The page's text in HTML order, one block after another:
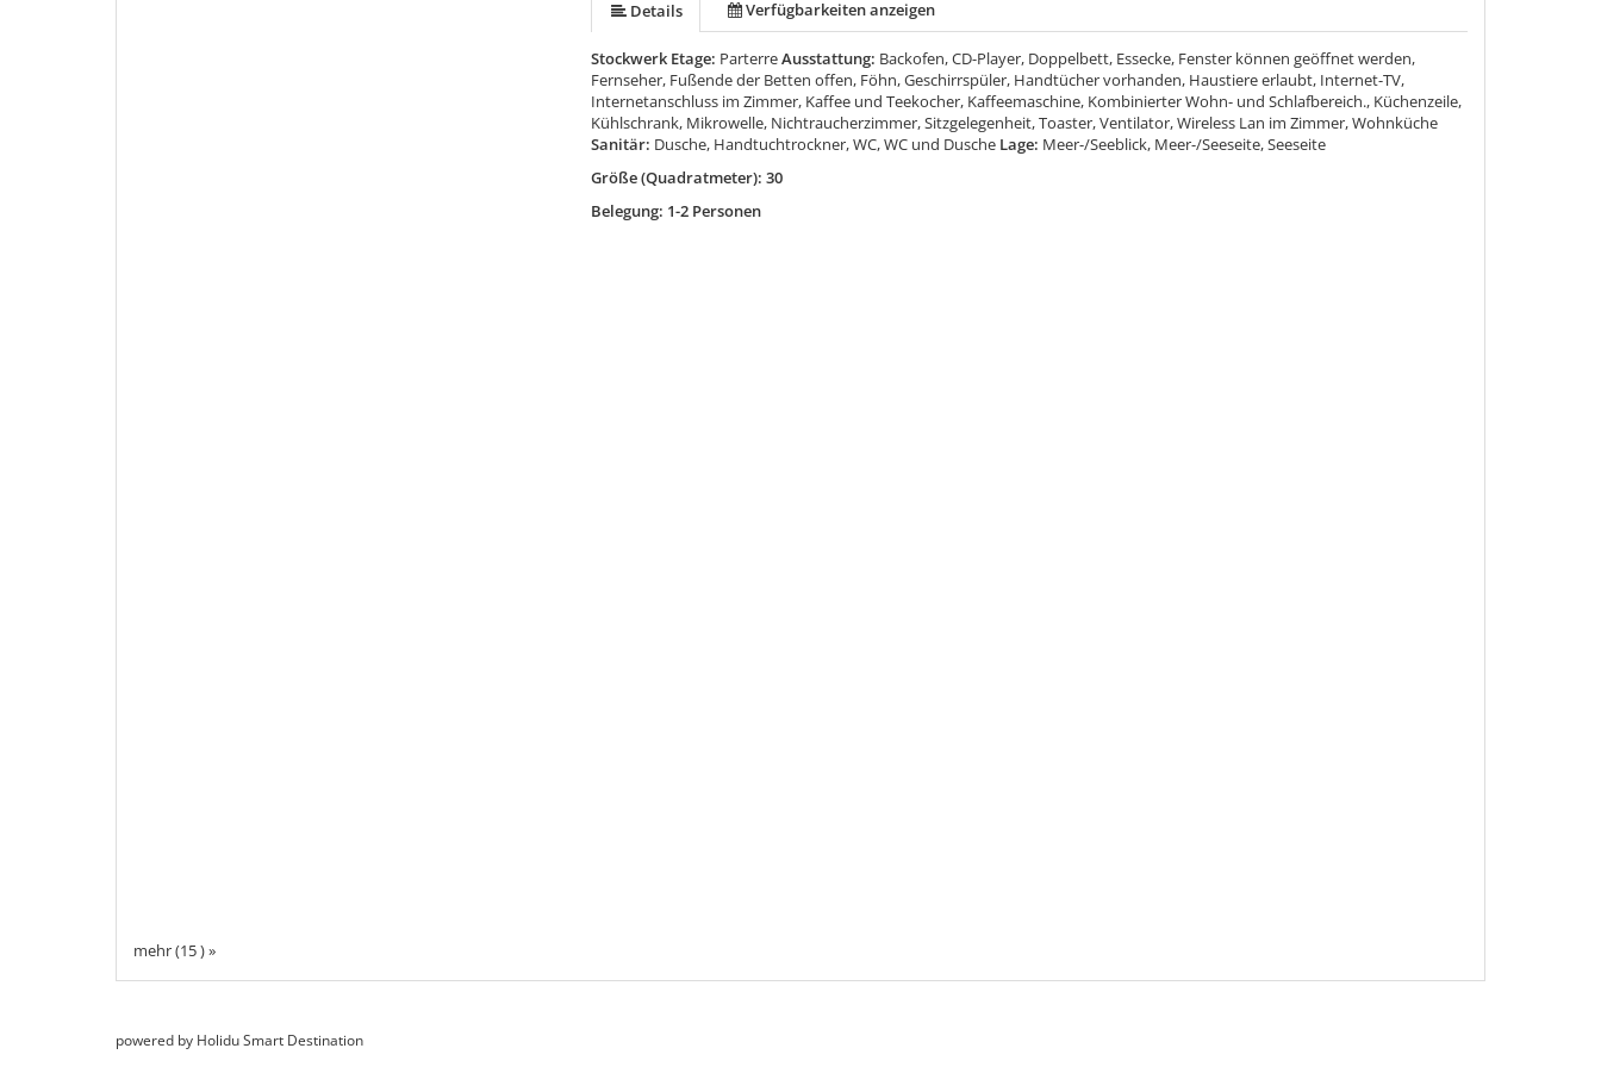
mehr (15 ) »
Details Verfügbarkeiten anzeigen
Stockwerk Etage: ParterreAusstattung: Backofen, CD-Player, Doppelbett, Essecke, Fenster können geöffnet werden,
Fernseher, Fußende der Betten offen, Föhn, Geschirrspüler, Handtücher vorhanden, Haustiere erlaubt, Internet-TV,
Internetanschluss im Zimmer, Kaffee und Teekocher, Kaffeemaschine, Kombinierter Wohn- und Schlafbereich., Küchenzeile,
Kühlschrank, Mikrowelle, Nichtraucherzimmer, Sitzgelegenheit, Toaster, Ventilator, Wireless Lan im Zimmer, Wohnküche
Sanitär: Dusche, Handtuchtrockner, WC, WC und DuscheLage: Meer-/Seeblick, Meer-/Seeseite, Seeseite
Größe (Quadratmeter): 30
Belegung: 1-2 Personen
powered by Holidu Smart Destination